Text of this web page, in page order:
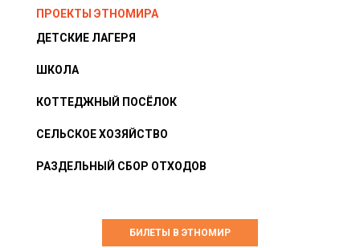
ПРОЕКТЫ ЭТНОМИРА
ДЕТСКИЕ ЛАГЕРЯ
ШКОЛА
КОТТЕДЖНЫЙ ПОСЁЛОК
СЕЛЬСКОЕ ХОЗЯЙСТВО
РАЗДЕЛЬНЫЙ СБОР ОТХОДОВ
БИЛЕТЫ В ЭТНОМИР